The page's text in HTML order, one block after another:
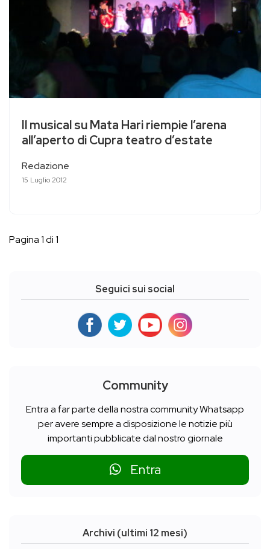
Il musical su Mata Hari riempie l’arena
all’aperto di Cupra teatro d’estate
Redazione
15 Luglio 2012
Pagina 1 di 1
Seguici sui social
Community
Entra a far parte della nostra community Whatsapp
per avere sempre a disposizione le notizie più
importanti pubblicate dal nostro giornale
Entra
Archivi (ultimi 12 mesi)